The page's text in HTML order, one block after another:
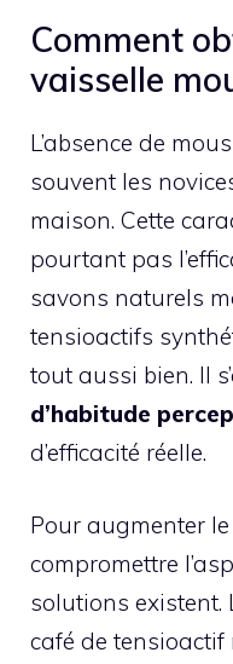
Comment
vaisselle
L’absence de
souvent les
maison. Cette
pourtant pas
savons naturels
tensioactifs
tout aussi bien. Il
d’habitude
d’efficacité réelle.
Pour augmenter
compromettre
solutions existent.
café de tensioactif